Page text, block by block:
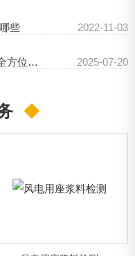
些 2022-11-03
● 国内声学检测：技术、标准与服务全方位解析 2025-07-20
◆